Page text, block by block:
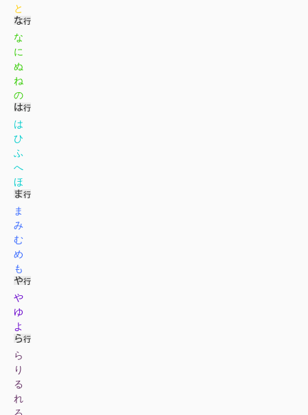
と
な
に
ぬ
ね
の
は
ひ
ふ
へ
ほ
ま
み
む
め
も
や
ゆ
よ
ら
り
る
れ
ろ